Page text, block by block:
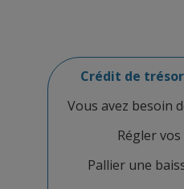
Crédit de
Vous avez besoin
Régler
Pallier une